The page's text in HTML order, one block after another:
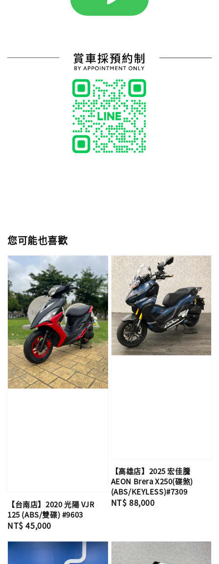
您可能也喜歡
【台南店】2020 光陽 VJR
125 (ABS/雙碟) #9603
Regular
NT$ 45,000
【高雄店】2025 宏佳騰
AEON Brera X250(碟煞)
(ABS/KEYLESS)#7309
Regular
NT$ 88,000